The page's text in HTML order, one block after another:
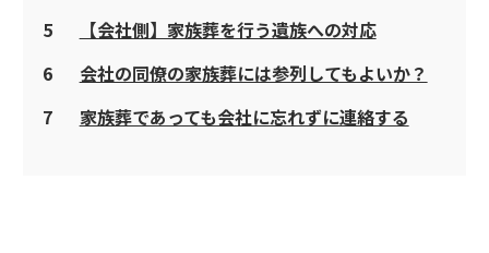
5
【会社側】家族葬を行う遺族への対応
6
会社の同僚の家族葬には参列してもよいか？
7
家族葬であっても会社に忘れずに連絡する